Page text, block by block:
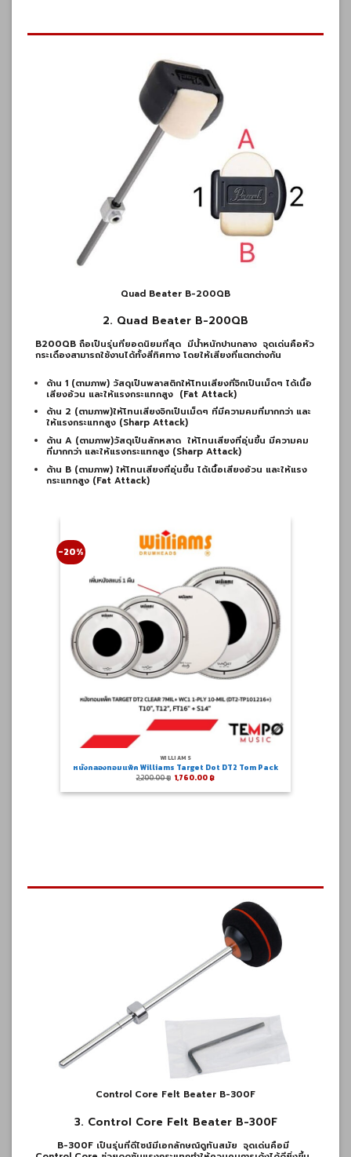
Quad Beater B-200QB
2. Quad Beater B-200QB
B200QB ถือเป็นรุ่นที่ยอดนิยมที่สุด มีน้ำหนักปานกลาง จุดเด่นคือหัว
กระเดื่องสามารถใช้งานได้ทั้งสี่ทิศทาง โดยให้เสียงที่แตกต่างกัน
ด้าน 1 (ตามภาพ) วัสดุเป็นพลาสติกให้โทนเสียงที่จิกเป็นเม็ดๆ ได้เนื้อ
เสียงอ้วน และให้แรงกระแทกสูง (Fat Attack)
ด้าน 2 (ตามภาพ)ให้โทนเสียงจิกเป็นเม็ดๆ ที่มีความคมที่มากกว่า และ
ให้แรงกระแทกสูง (Sharp Attack)
ด้าน A (ตามภาพ)วัสดุเป็นสักหลาด ให้โทนเสียงที่อุ่นขึ้น มีความคม
ที่มากกว่า และให้แรงกระแทกสูง (Sharp Attack)
ด้าน B (ตามภาพ) ให้โทนเสียงที่อุ่นขึ้น ได้เนื้อเสียงอ้วน และให้แรง
กระแทกสูง (Fat Attack)
-20%
WILLIAMS
หนังกลองทอมแพ็ค Williams Target Dot DT2 Tom Pack
2,200.00฿ Original
price
was:
2,200.00 ฿.
1,760.00 ฿Current
price
is:
1,760.00 ฿.
Control Core Felt Beater B-300F
3. Control Core Felt Beater B-300F
B-300F เป็นรุ่นที่ดีไซน์มีเอกลักษณ์ดูทันสมัย จุดเด่นคือมี